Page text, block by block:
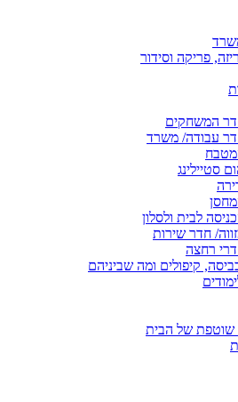
פריקה וסידור
המשחקים
עבודה/ משרד
סטיילינג
לבית ולסלון
חדר שירות
רחצה
קיפולים ומה שביניהם
שוטפת של הבית